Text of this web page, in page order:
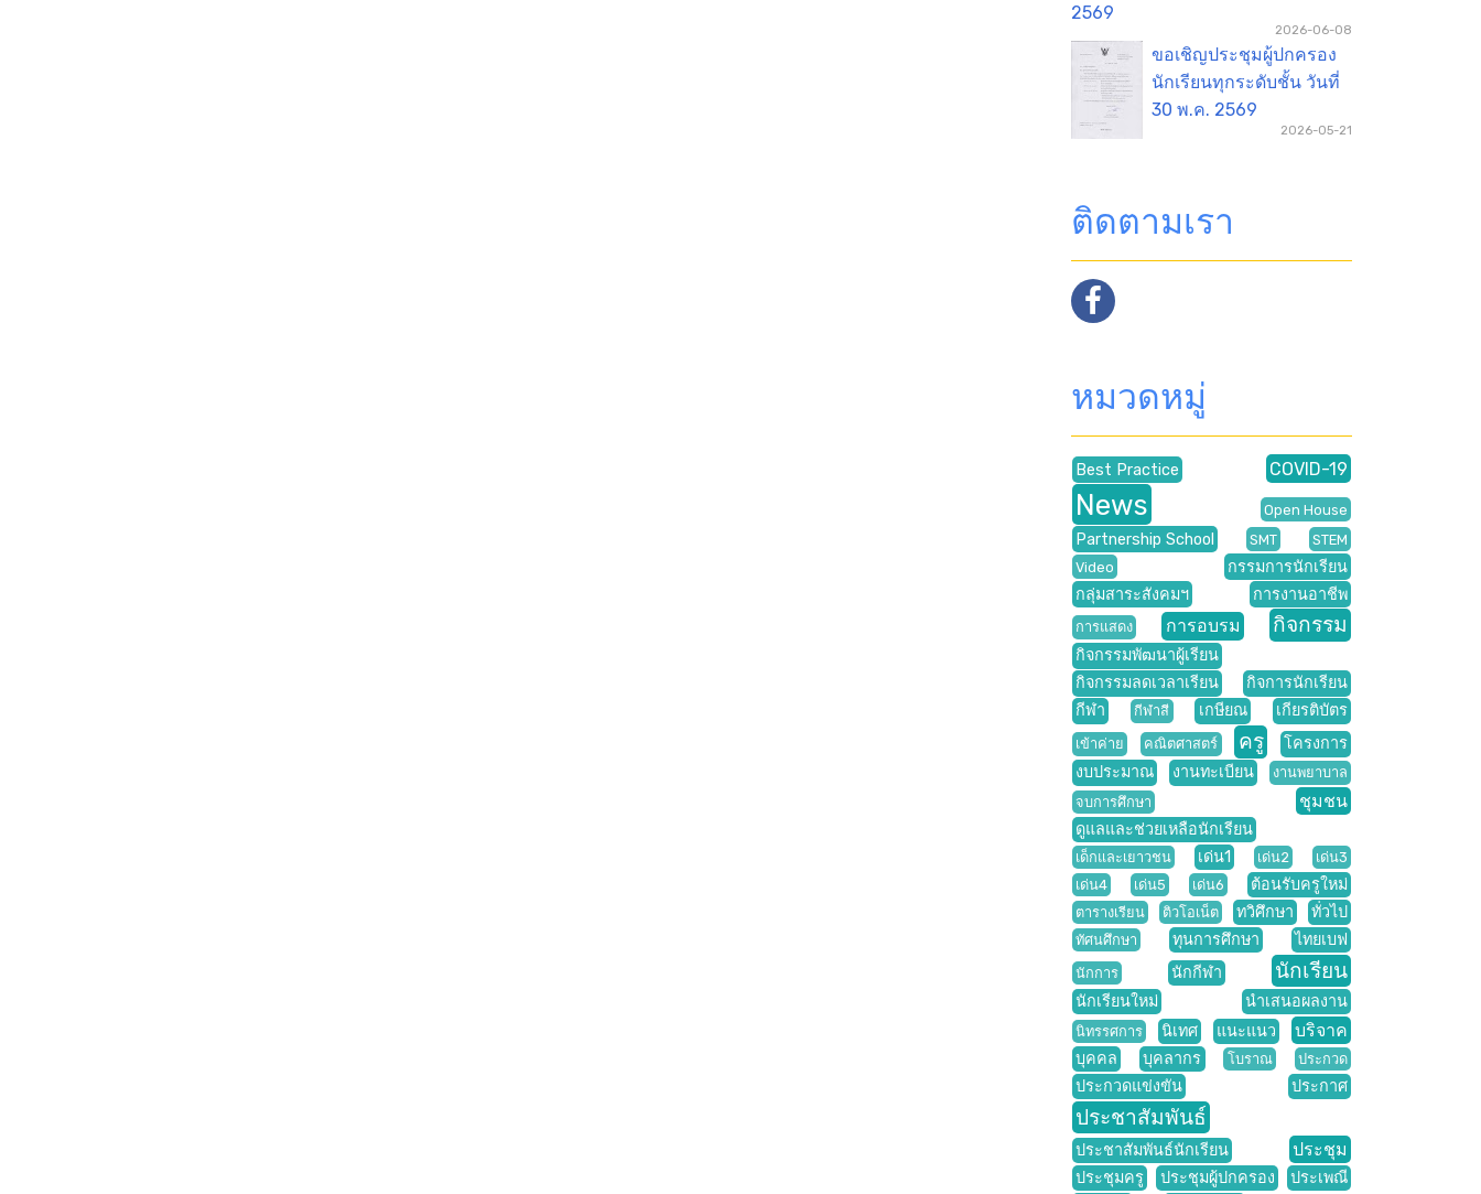
2569
2026-06-08
ขอเชิญประชุมผู้ปกครอง
นักเรียนทุกระดับชั้น วันที่
30 พ.ค. 2569
2026-05-21
ติดตามเรา
หมวดหมู่
Best Practice COVID-19
News Open House
Partnership School SMT
STEM
Video
กรรมการนักเรียน
กลุ่มสาระสังคมฯ
การงานอาชีพ
การแสดง การอบรม กิจกรรม
กิจกรรมพัฒนาผู้เรียน
กิจกรรมลดเวลาเรียน
กิจการนักเรียน
กีฬา
กีฬาสี เกษียณ เกียรติบัตร
เข้าค่าย คณิตศาสตร์ ครู
โครงการ
งบประมาณ
งานทะเบียน
งานพยาบาล
จบการศึกษา
ชุมชน
ดูแลและช่วยเหลือนักเรียน
เด็กและเยาวชน เด่น1 เด่น2
เด่น3
เด่น4
เด่น5 เด่น6 ต้อนรับครูใหม่
ตารางเรียน ติวโอเน็ต ทวิศึกษา ทั่วไป
ทัศนศึกษา ทุนการศึกษา ไทยเบฟ
นักการ นักกีฬา นักเรียน
นักเรียนใหม่ นำเสนอผลงาน
นิทรรศการ นิเทศ แนะแนว บริจาค
บุคคล บุคลากร โบราณ ประกวด
ประกวดแข่งขัน ประกาศ
ประชาสัมพันธ์
ประชาสัมพันธ์นักเรียน ประชุม
ประชุมครู ประชุมผู้ปกครอง ประเพณี